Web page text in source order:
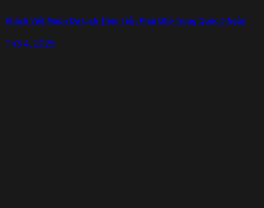
Khách Việt Muốn Du Lịch Triều Tiên Phải Ghé Trung Quốc 5 Ngày
Th3 4, 2025